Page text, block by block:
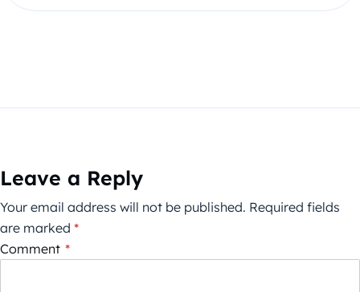
Leave a Reply
Your email address will not be published. Required fields
are marked *
Comment *